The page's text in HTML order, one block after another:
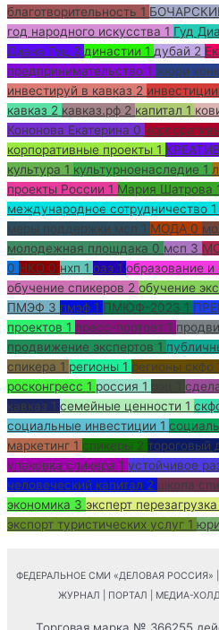
благотворительность 1
год народного искусства 1 Гуд
Диана Гуц 2 династии 1 дубай 2
предпринимательство 1 жюри
инвестируй в кавказ 2 инвестиции
кавказ 2 кавказ.рф 2 капитал 1
Кононова Екатерина 0
корпоративные проекты 1
культура 1 культурноенаследие 1
проекты России 1 Мария Шатрова
международное сотрудничество 1
меры поддержки мсп 1 МОДА 0
молодежная площдака 0 мсп 3
0 НКО 0 нхп 1 оаэ 1 образование и
обучение спикеров 2 обучение
ПМЭФ 3 пмэф 1 ПМЮФ-2023 1
проектов 1 пресс-портрет 1
продвижение экспертов 1
спикера 1 регионы 1 регионы скфо
росконгресс 1 россия 1
кавказ 1 семейные ценности 1
социальные инвестиции 1
маркетинг 1 спикеры 2 тороговый
упаковка спикера 1 устойчивое
человеческий капитал 2 школа
экономика 3 эксперт перезагрузка
экспорт туристических услуг 1
ФЕДЕРАЛЬНОЕ СМИ «ДЕЛОВАЯ РОССИЯ»
ЖУРНАЛ | ПОРТАЛ | МЕДИА-